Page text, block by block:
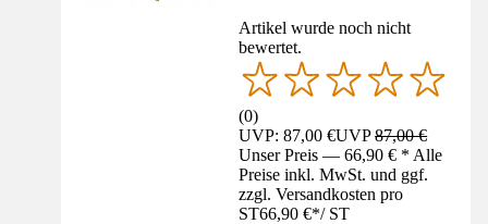
Artikel wurde noch nicht
bewertet.
(0)
UVP: 87,00 €UVP87,00 €
Unser Preis — 66,90 € * Alle
Preise inkl. MwSt. und ggf.
zzgl. Versandkosten pro
ST66,90 €*/ ST